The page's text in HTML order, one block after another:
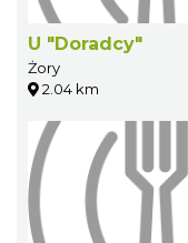
U "Doradcy"
Żory
2.04 km